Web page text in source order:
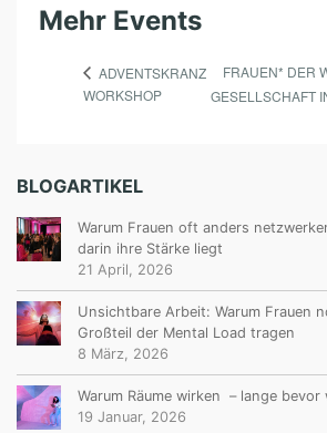
Mehr Events
ADVENTSKRANZ
WORKSHOP
FRAUEN* DER
GESELLSCHAFT
BLOGARTIKEL
Warum Frauen oft anders
darin ihre Stärke liegt
21 April, 2026
Unsichtbare Arbeit: Warum Frauen
Großteil der Mental Load tragen
8 März, 2026
Warum Räume wirken – lange bevor
19 Januar, 2026